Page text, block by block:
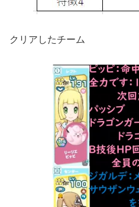
クリアしたチーム